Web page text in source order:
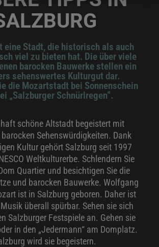
eine Stadt, die historisch als auch
viel zu bieten hat. Die über viele
barocken Bauwerke stellen ein
sehenswertes Kulturgut dar.
die Mozartstadt bei Sonnenschein
„Salzburger Schnürlregen“.
schöne Altstadt begeistert mit
Sehenswürdigkeiten. Dank
Kultur gehört Salzburg seit 1997
Weltkulturerbe. Schlendern Sie
Quartier und besichtigen Sie die
und barocken Bauwerke. Wolfgang
ist in Salzburg geboren. Daher ist
überall spürbar. Sehen sie sich
Salzburger Festspiele an. Gehen sie
in den „Jedermann“ am Domplatz.
wird sie begeistern.